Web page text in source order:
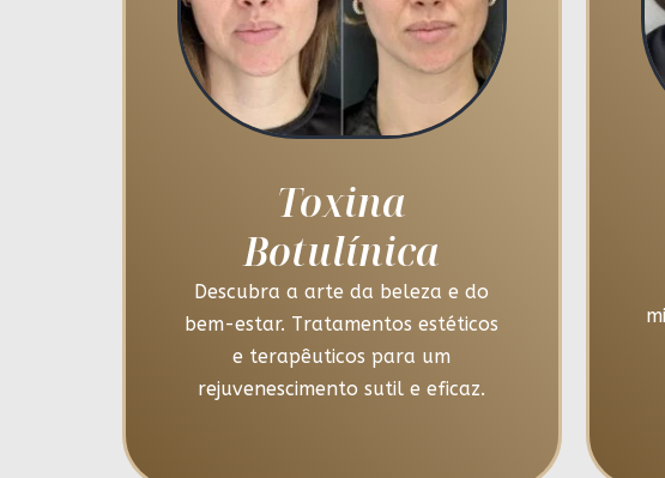
Toxina
Botulínica
Descubra a arte da beleza e do
bem-estar. Tratamentos estéticos
e terapêuticos para um
rejuvenescimento sutil e eficaz.